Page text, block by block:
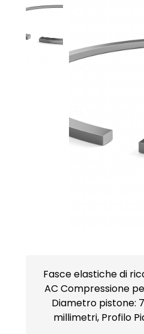
Fasce elastiche di ricambio:
AC Compressione
Diametro pistone:
millimetri, Profilo